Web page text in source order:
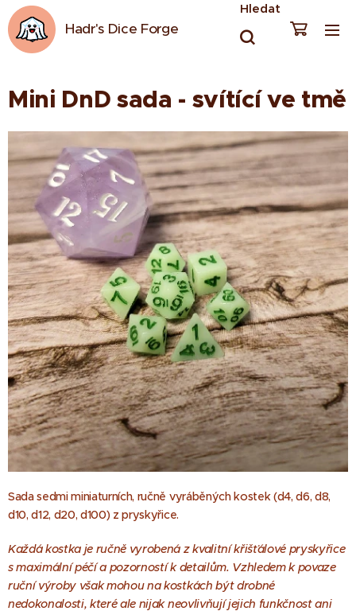
Hadr's Dice Forge
Hledat
Mini DnD sada - svítící ve tmě
Sada sedmi miniaturních, ručně vyráběných kostek (d4, d6, d8,
d10, d12, d20, d100) z pryskyřice.
Každá kostka je ručně vyrobená z kvalitní křišťálové pryskyřice
s maximální péčí a pozorností k detailům. Vzhledem k povaze
ruční výroby však mohou na kostkách být drobné
nedokonalosti, které ale nijak neovlivňují jejich funkčnost ani